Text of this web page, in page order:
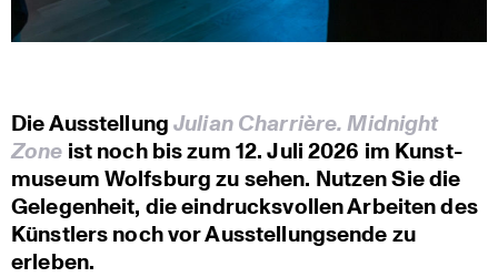
Die Ausstel­lungJulian Charrière. Midnight
Zone ist noch bis zum 12. Juli 2026 im Kunst­
mu­seum Wolfsburg zu sehen. Nutzen Sie die
Gelegen­heit, die eindrucks­vollen Arbeiten des
Künstlers noch vor Ausstel­lungs­ende zu
erleben.